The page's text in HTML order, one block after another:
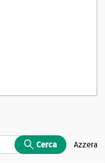
Cerca Azzera